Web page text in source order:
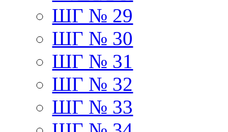
ШГ № 29
ШГ № 30
ШГ № 31
ШГ № 32
ШГ № 33